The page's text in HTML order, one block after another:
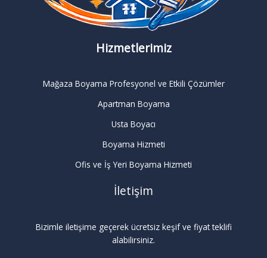
Hizmetlerimiz
Mağaza Boyama Profesyonel ve Etkili Çözümler
Apartman Boyama
Usta Boyacı
Boyama Hizmeti
Ofis ve İş Yeri Boyama Hizmeti
İletişim
Bizimle iletişime geçerek ücretsiz keşif ve fiyat teklifi
alabilirsiniz.